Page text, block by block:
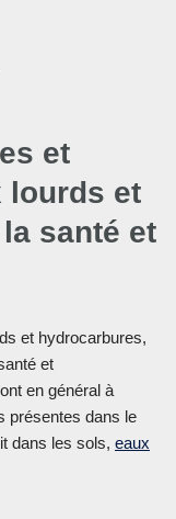
et
lourds et
santé et
et hydrocarbures,
et
en général à
présentes dans le
dans les sols, eaux